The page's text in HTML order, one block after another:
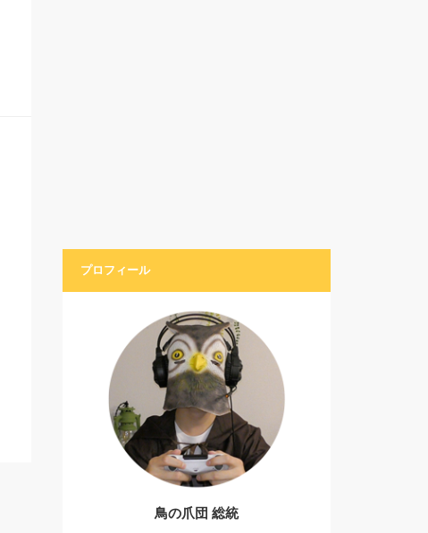
プロフィール
鳥の爪団 総統